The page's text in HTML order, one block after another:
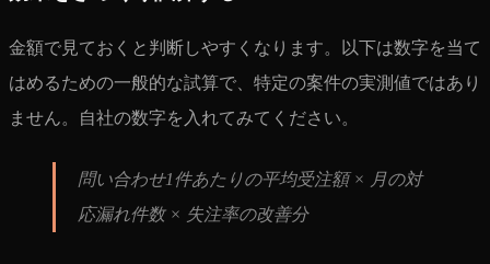
金額で見ておくと判断しやすくなります。以下は数字を当て
はめるための一般的な試算で、特定の案件の実測値ではあり
ません。自社の数字を入れてみてください。
問い合わせ1件あたりの平均受注額 × 月の対
応漏れ件数 × 失注率の改善分